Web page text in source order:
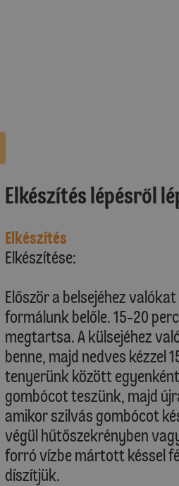
Elkészítés lépésről
Elkészítés
Elkészítése:
Először a belsejéhez
formálunk belőle. 15-20
megtartsa. A külsejéhez
benne, majd nedves kézzel
tenyerünk között
gombócot teszünk, majd
amikor szilvás gombócot
végül hűtőszekrényben
forró vízbe mártott késsel
díszítjük.